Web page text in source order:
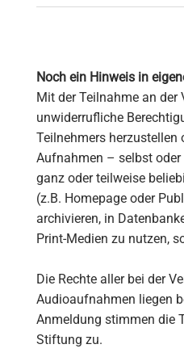
Noch ein Hinweis in
Mit der Teilnahme an
unwiderrufliche
Teilnehmers herzustellen
Aufnahmen – selbst
ganz oder teilweise
(z.B. Homepage oder
archivieren, in
Print-Medien zu nutzen,
Die Rechte aller bei der
Audioaufnahmen liegen
Anmeldung stimmen die
Stiftung zu.